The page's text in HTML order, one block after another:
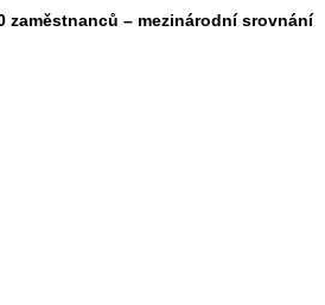
zaměstnanců – mezinárodní srovnání